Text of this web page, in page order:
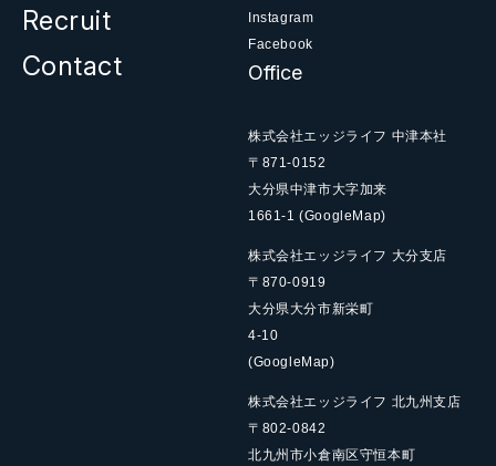
Recruit
Contact
Instagram
Facebook
Office
株式会社エッジライフ 中津本社
〒871-0152
大分県中津市大字加来
1661-1(GoogleMap)
株式会社エッジライフ 大分支店
〒870-0919
大分県大分市新栄町
4-10
(GoogleMap)
株式会社エッジライフ 北九州支店
〒802-0842
北九州市小倉南区守恒本町